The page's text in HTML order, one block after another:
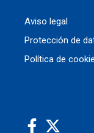
Aviso legal
Protección de
Política de